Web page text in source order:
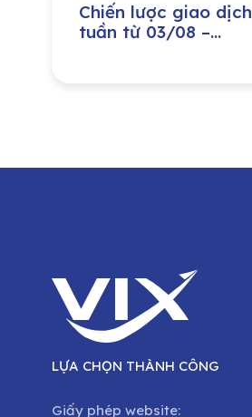
Chiến lược giao dịch
tuần từ 03/08 –
LỰA CHỌN THÀNH CÔNG
Giấy phép website: